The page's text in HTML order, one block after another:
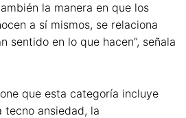
la manera en que los
a sí mismos, se relaciona
sentido en lo que hacen”, señala
que esta categoría incluye
tecno ansiedad, la